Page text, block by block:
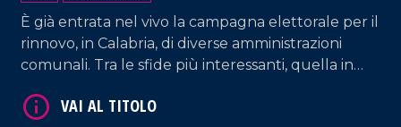
È già entrata nel vivo la campagna elettorale per il
rinnovo, in Calabria, di diverse amministrazioni
comunali. Tra le sfide più interessanti, quella in
in campo uno tra gli storici amministratori locali,